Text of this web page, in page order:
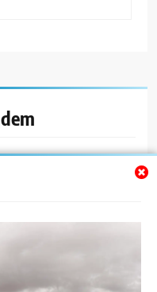
Müziksever Aynı
Gözlemlerle Bir